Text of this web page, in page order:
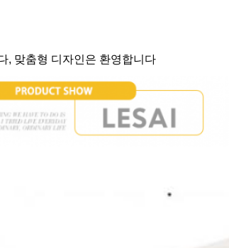
, 맞춤형 디자인은 환영합니다